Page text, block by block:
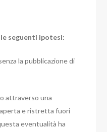
seguenti ipotesi:
la pubblicazione di
attraverso una
e ristretta fuori
eventualità ha